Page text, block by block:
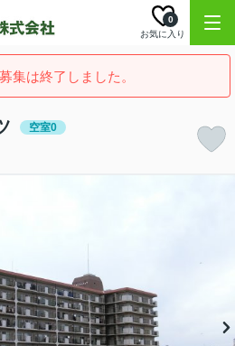
お気に入り
0
集は終了しました。
空室0